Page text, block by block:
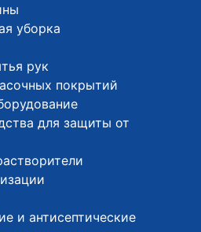
уборка
рук
покрытий
для защиты от
и антисептические